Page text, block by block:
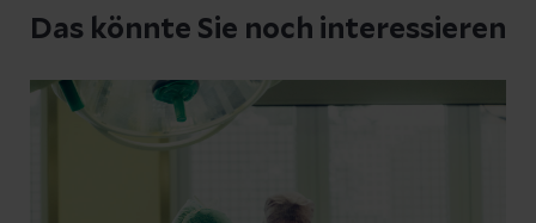
Das könnte Sie noch interessieren